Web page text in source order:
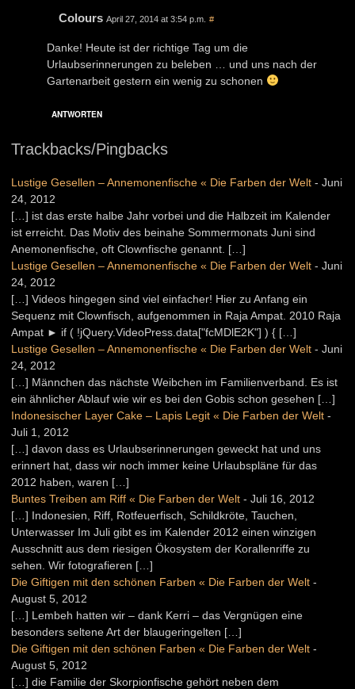
Colours April 27, 2014 at 3:54 p.m. #
Danke! Heute ist der richtige Tag um die
Urlaubserinnerungen zu beleben … und uns nach der
Gartenarbeit gestern ein wenig zu schonen
ANTWORTEN
Trackbacks/Pingbacks
Lustige Gesellen – Annemonenfische « Die Farben der Welt - Juni
24, 2012
[…] ist das erste halbe Jahr vorbei und die Halbzeit im Kalender
ist erreicht. Das Motiv des beinahe Sommermonats Juni sind
Anemonenfische, oft Clownfische genannt. […]
Lustige Gesellen – Annemonenfische « Die Farben der Welt - Juni
24, 2012
[…] Videos hingegen sind viel einfacher! Hier zu Anfang ein
Sequenz mit Clownfisch, aufgenommen in Raja Ampat. 2010 Raja
Ampat ► if ( !jQuery.VideoPress.data["fcMDlE2K"] ) { […]
Lustige Gesellen – Annemonenfische « Die Farben der Welt - Juni
24, 2012
[…] Männchen das nächste Weibchen im Familienverband. Es ist
ein ähnlicher Ablauf wie wir es bei den Gobis schon gesehen […]
Indonesischer Layer Cake – Lapis Legit « Die Farben der Welt -
Juli 1, 2012
[…] davon dass es Urlaubserinnerungen geweckt hat und uns
erinnert hat, dass wir noch immer keine Urlaubspläne für das
2012 haben, waren […]
Buntes Treiben am Riff « Die Farben der Welt - Juli 16, 2012
[…] Indonesien, Riff, Rotfeuerfisch, Schildkröte, Tauchen,
Unterwasser Im Juli gibt es im Kalender 2012 einen winzigen
Ausschnitt aus dem riesigen Ökosystem der Korallenriffe zu
sehen. Wir fotografieren […]
Die Giftigen mit den schönen Farben « Die Farben der Welt -
August 5, 2012
[…] Lembeh hatten wir – dank Kerri – das Vergnügen eine
besonders seltene Art der blaugeringelten […]
Die Giftigen mit den schönen Farben « Die Farben der Welt -
August 5, 2012
[…] die Familie der Skorpionfische gehört neben dem